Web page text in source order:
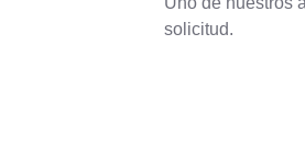
solicitud.